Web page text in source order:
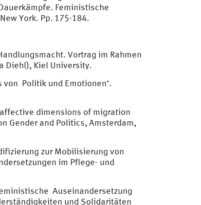
Feministische
York. Pp. 175-184.
Vortrag im Rahmen
Diehl), Kiel University.
von Politik und Emotionen‘.
dimensions of migration
Gender and Politics, Amsterdam,
zur Mobilisierung von
im Pflege- und
Auseinandersetzung
und Solidaritäten